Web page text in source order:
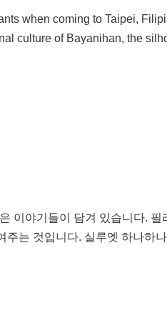
when coming to Taipei,
culture of Bayanihan, the
이야기들이 담겨 있습니다. 필
는 것입니다. 실루엣 하나하